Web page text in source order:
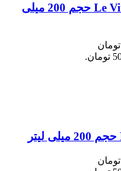
اسپری زنانه سکو مدل Le Vita Bella حجم 200 میلی
قیمت اصلی: 550,000 تومان
قیمت اصلی: 550,000 تومان